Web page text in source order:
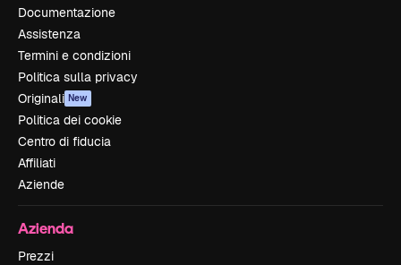
Documentazione
Assistenza
Termini e condizioni
Politica sulla privacy
Originali New
Politica dei cookie
Centro di fiducia
Affiliati
Aziende
Azienda
Prezzi